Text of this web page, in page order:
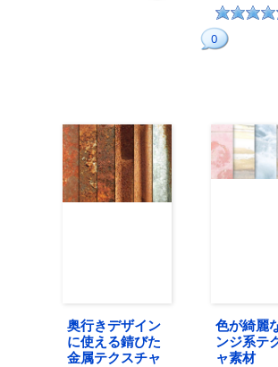
0
奥行きデザイン
に使える錆びた
金属テクスチャ
色が綺麗
ンジ系テ
ャ素材